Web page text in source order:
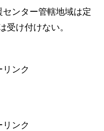
ンター管轄地域は定
受け付けない。
リンク
リンク